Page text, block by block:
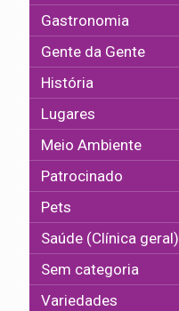
Gastronomia
Gente da Gente
História
Lugares
Meio Ambiente
Patrocinado
Pets
Saúde (Clínica geral)
Sem categoria
Variedades